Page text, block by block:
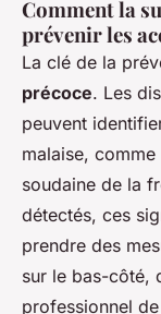
Comment la
prévenir les
La clé de la
précoce. Les
peuvent
malaise, comme
soudaine de la
détectés, ces
prendre des
sur le bas-côté,
professionnel